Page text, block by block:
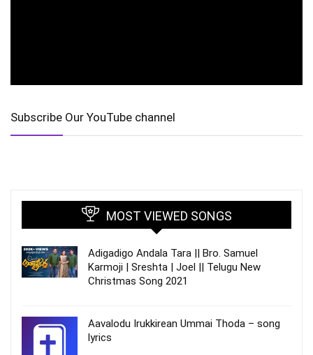
Subscribe Our YouTube channel
MOST VIEWED SONGS
Adigadigo Andala Tara || Bro. Samuel
Karmoji | Sreshta | Joel || Telugu New
Christmas Song 2021
Aavalodu Irukkirean Ummai Thoda – song
lyrics